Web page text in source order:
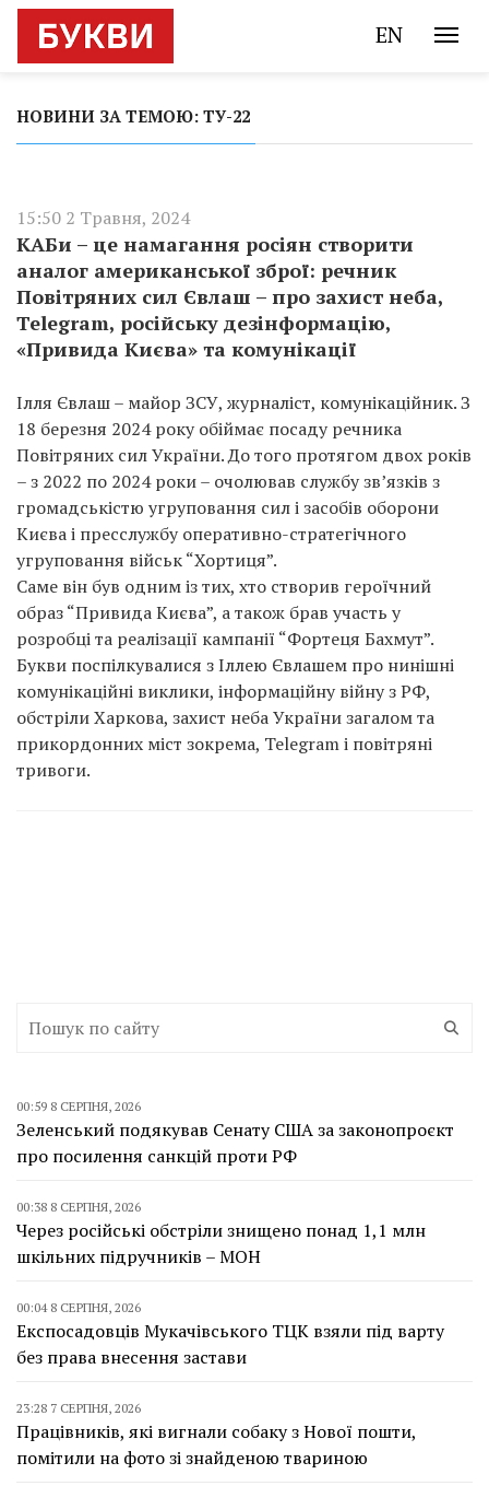
EN
НОВИНИ ЗА ТЕМОЮ: ТУ-22
15:50 2 Травня, 2024
КАБи – це намагання росіян створити
аналог американської зброї: речник
Повітряних сил Євлаш – про захист неба,
Telegram, російську дезінформацію,
«Привида Києва» та комунікації
Ілля Євлаш – майор ЗСУ, журналіст, комунікаційник. З
18 березня 2024 року обіймає посаду речника
Повітряних сил України. До того протягом двох років
– з 2022 по 2024 роки – очолював службу зв’язків з
громадськістю угруповання сил і засобів оборони
Києва і пресслужбу оперативно-стратегічного
угруповання військ “Хортиця”.
Саме він був одним із тих, хто створив героїчний
образ “Привида Києва”, а також брав участь у
розробці та реалізації кампанії “Фортеця Бахмут”.
Букви поспілкувалися з Іллею Євлашем про нинішні
комунікаційні виклики, інформаційну війну з РФ,
обстріли Харкова, захист неба України загалом та
прикордонних міст зокрема, Telegram і повітряні
тривоги.
00:59 8 СЕРПНЯ, 2026
Зеленський подякував Сенату США за законопроєкт
про посилення санкцій проти РФ
00:38 8 СЕРПНЯ, 2026
Через російські обстріли знищено понад 1,1 млн
шкільних підручників – МОН
00:04 8 СЕРПНЯ, 2026
Експосадовців Мукачівського ТЦК взяли під варту
без права внесення застави
23:28 7 СЕРПНЯ, 2026
Працівників, які вигнали собаку з Нової пошти,
помітили на фото зі знайденою твариною